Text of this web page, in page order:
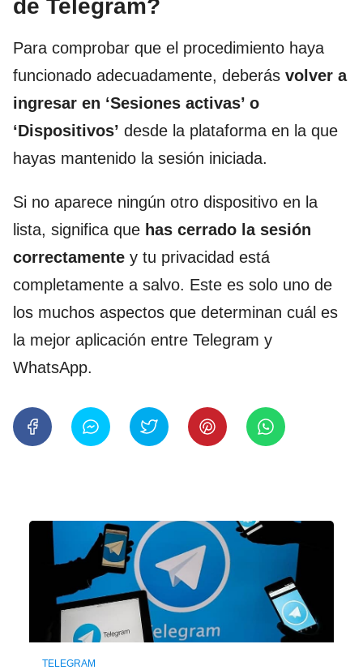
de Telegram?
Para comprobar que el procedimiento haya
funcionado adecuadamente, deberás volver a
ingresar en ‘Sesiones activas’ o
‘Dispositivos’ desde la plataforma en la que
hayas mantenido la sesión iniciada.
Si no aparece ningún otro dispositivo en la
lista, significa que has cerrado la sesión
correctamente y tu privacidad está
completamente a salvo. Este es solo uno de
los muchos aspectos que determinan cuál es
la mejor aplicación entre Telegram y
WhatsApp.
TELEGRAM